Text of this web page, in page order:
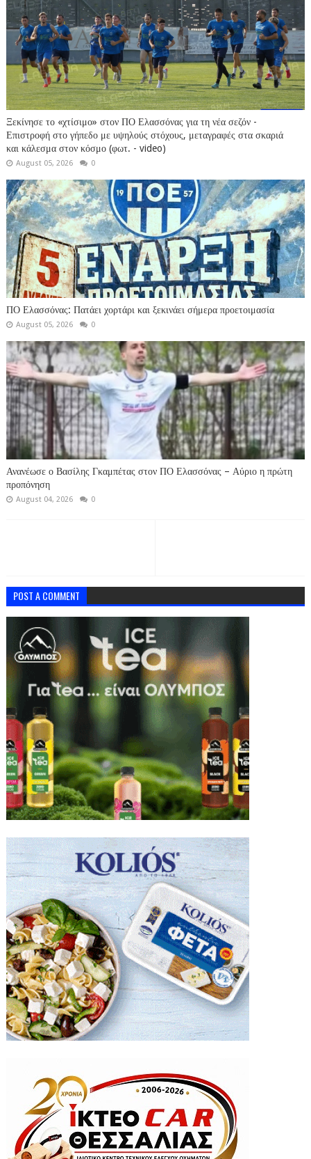
Ξεκίνησε το «χτίσιμο» στον ΠΟ Ελασσόνας για τη νέα σεζόν -
Επιστροφή στο γήπεδο με υψηλούς στόχους, μεταγραφές στα σκαριά
και κάλεσμα στον κόσμο (φωτ. - video)
August 05, 2026 0
ΠΟ Ελασσόνας: Πατάει χορτάρι και ξεκινάει σήμερα προετοιμασία
August 05, 2026 0
Ανανέωσε ο Βασίλης Γκαμπέτας στον ΠΟ Ελασσόνας – Αύριο η πρώτη
προπόνηση
August 04, 2026 0
POST A COMMENT